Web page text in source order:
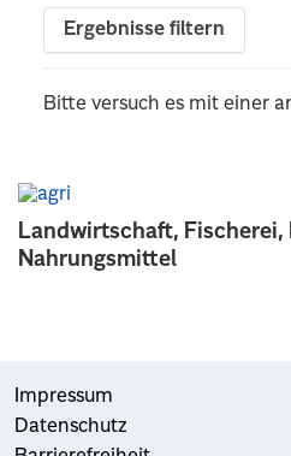
Landwirtschaft,
Nahrungsmittel
Ergebnisse filtern
Bitte versuch es mit einer
Impressum
Datenschutz